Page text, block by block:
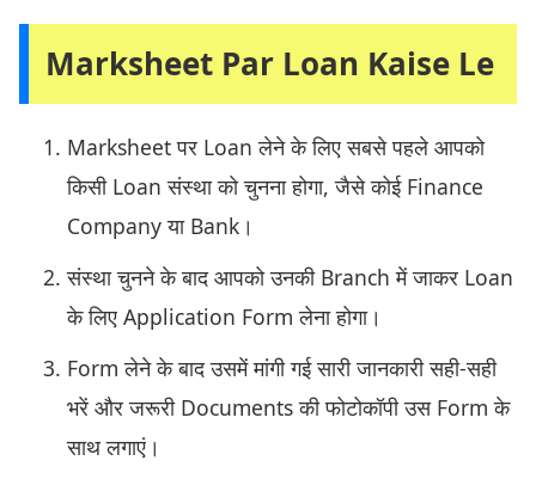
Marksheet Par Loan Kaise Le
Marksheet पर Loan लेने के लिए सबसे पहले आपको
किसी Loan संस्था को चुनना होगा, जैसे कोई Finance
Company या Bank।
संस्था चुनने के बाद आपको उनकी Branch में जाकर Loan
के लिए Application Form लेना होगा।
Form लेने के बाद उसमें मांगी गई सारी जानकारी सही-सही
भरें और जरूरी Documents की फोटोकॉपी उस Form के
साथ लगाएं।